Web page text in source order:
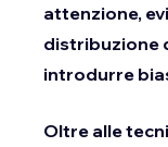
attenzione,
distribuzione
introdurre
Oltre alle